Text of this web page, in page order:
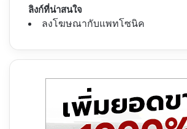
ลิงก์ที่น่าสนใจ
ลงโฆษณากับแพทโซนิค